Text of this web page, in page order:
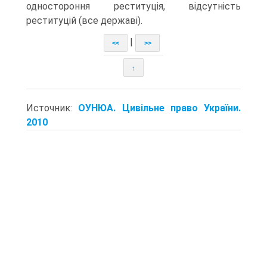
одностороння реституція, відсутність
реституцій (все державі).
<< >>
↑
Источник: ОУНЮА. Цивільне право України.
2010